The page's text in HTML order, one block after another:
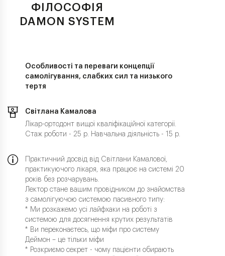
ФІЛОСОФІЯ
DAMON SYSTEM
Особливості та переваги концепції
самолігування, слабких сил та низького
тертя
Світлана Камалова
Лікар-ортодонт вищої кваліфікаційної категорії.
Стаж роботи - 25 р. Навчальна діяльність - 15 р.
Практичний досвід від Світлани Камалової,
практикуючого лікаря, яка працює на системі 20
років без розчарувань.
Лектор стане вашим провідником до знайомства
з самолігуючою системою пасивного типу:
* Ми розкажемо усі лайфхаки на роботі з
системою для досягнення крутих результатів
* Ви переконаєтесь, що міфи про систему
Деймон – це тільки міфи
* Розкриємо секрет - чому пацієнти обирають